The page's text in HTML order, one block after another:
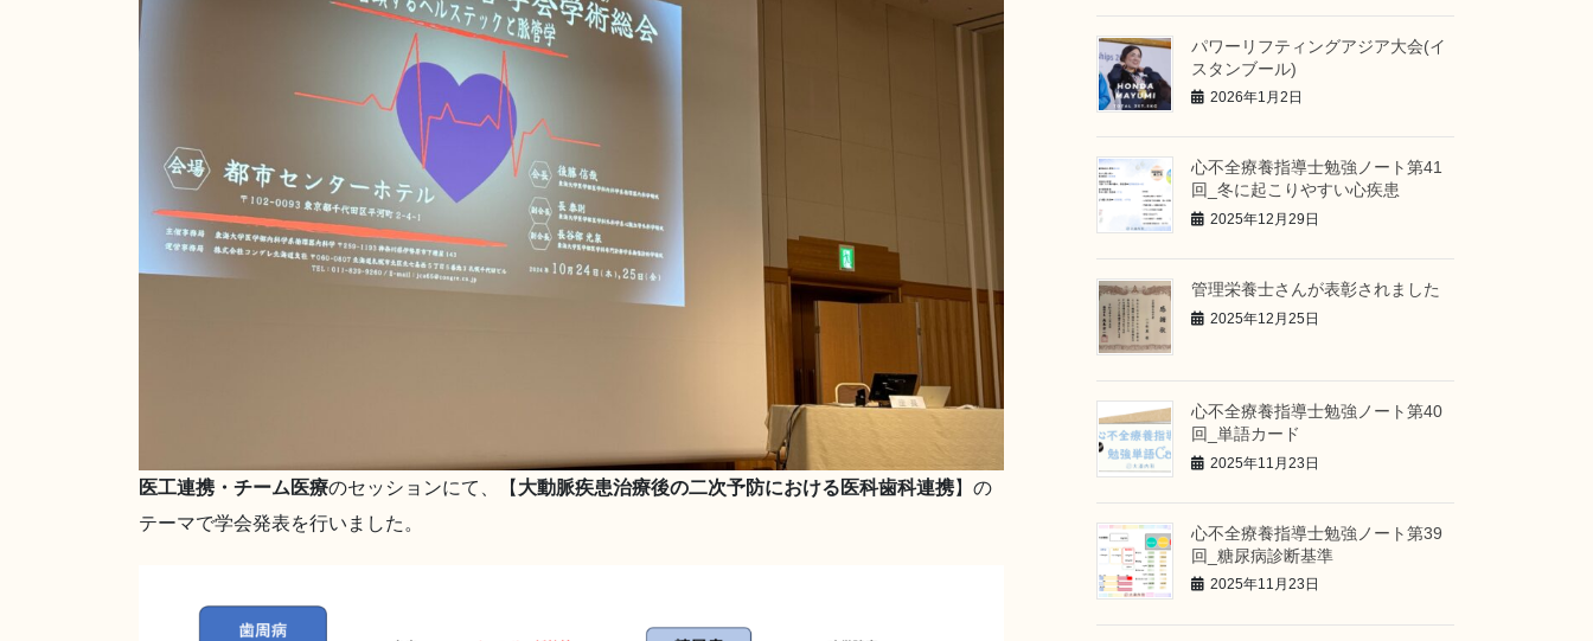
医工連携・チーム医療のセッションにて、【 大動脈疾患治療後の二次予防における医科歯科連携】の
テーマで学会発表を行いました。
パワーリフティングアジア大会(イ
スタンブール)
2026年1月2日
心不全療養指導士勉強ノート第41
回_冬に起こりやすい心疾患
2025年12月29日
管理栄養士さんが表彰されました
2025年12月25日
心不全療養指導士勉強ノート第40
回_単語カード
2025年11月23日
心不全療養指導士勉強ノート第39
回_糖尿病診断基準
2025年11月23日